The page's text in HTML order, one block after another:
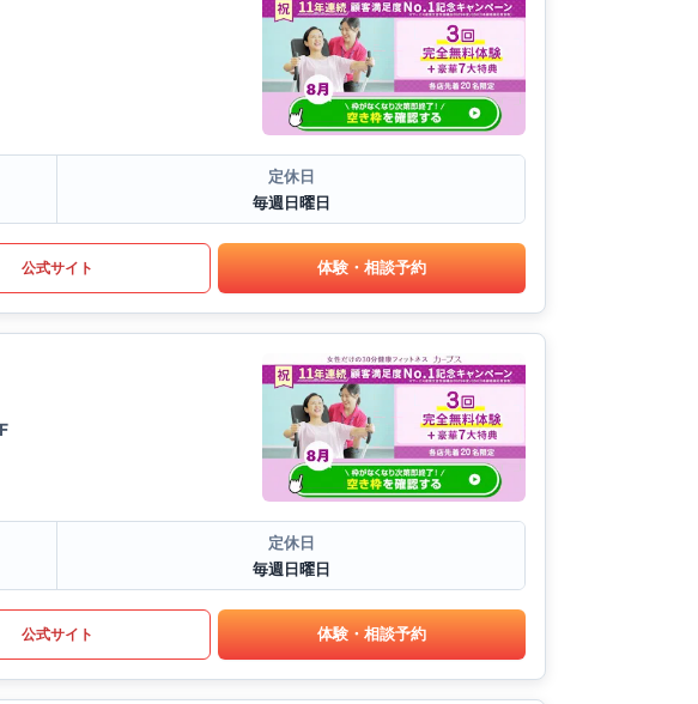
定休日
毎週日曜日
公式サイト 体験・相談予約
定休日
毎週日曜日
公式サイト 体験・相談予約